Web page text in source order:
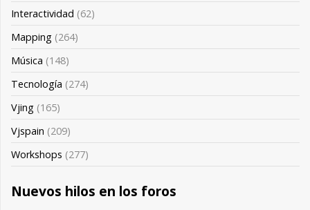
Interactividad (62)
Mapping (264)
Música (148)
Tecnología (274)
Vjing (165)
Vjspain (209)
Workshops (277)
Nuevos hilos en los foros